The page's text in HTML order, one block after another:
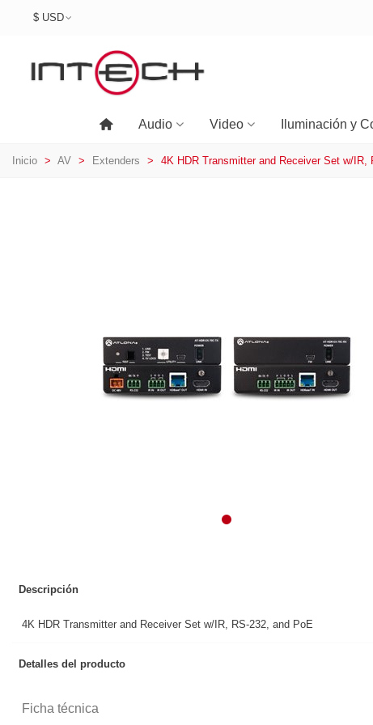
$ USD
Audio Video Iluminación y
Inicio > AV > Extenders > 4K HDR Transmitter and Receiver Set w/IR,
Descripción
4K HDR Transmitter and Receiver Set w/IR, RS-232, and PoE
Detalles del producto
Ficha técnica